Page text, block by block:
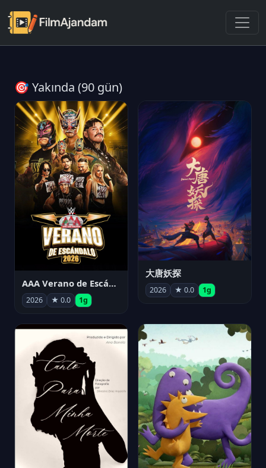
🎯 Yakında (90 gün)
AAA Verano de Escándalo 2026 - Week 3
2026 ★ 0.0 1g
大唐妖探
2026 ★ 0.0 1g